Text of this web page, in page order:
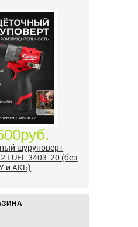
шуруповерт
FUEL 3403-20 (без
и АКБ)